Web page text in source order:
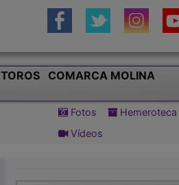
TOROS
COMARCA MOLINA
Fotos
Hemeroteca
Vídeos